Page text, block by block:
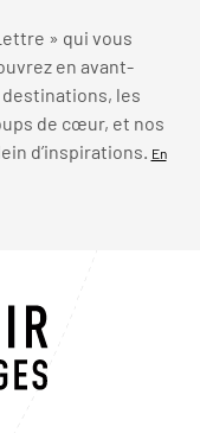
» qui vous
en avant-
les
de cœur, et nos
d’inspirations.
En